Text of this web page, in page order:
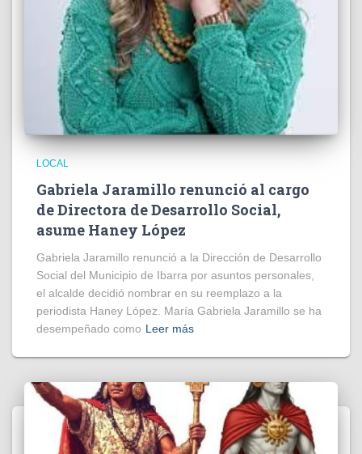
LOCAL
Gabriela Jaramillo renunció al cargo
de Directora de Desarrollo Social,
asume Haney López
Gabriela Jaramillo renunció a la Dirección de Desarrollo
Social del Municipio de Ibarra por asuntos personales,
el alcalde decidió nombrar en su reemplazo a la
periodista Haney López. María Gabriela Jaramillo se ha
desempeñado como Leer más